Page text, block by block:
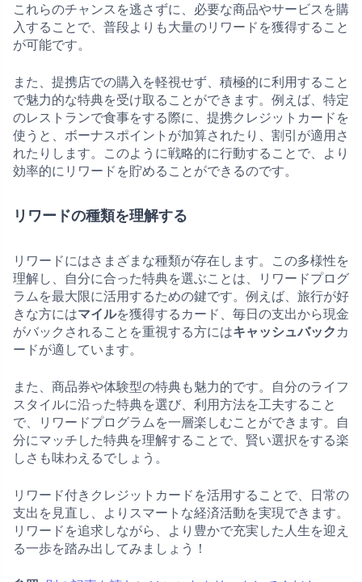
これらのチャンスを逃さずに、必要な商品やサービスを購
入することで、普段よりも大量のリワードを獲得すること
が可能です。
また、提携店での購入を軽視せず、積極的に利用すること
で魅力的な特典を受け取ることができます。例えば、特定
のレストランで食事をする際に、提携クレジットカードを
使うと、ボーナスポイントが加算されたり、割引が適用さ
れたりします。このように戦略的に行動することで、より
効率的にリワードを貯めることができるのです。
リワードの種類を理解する
リワードにはさまざまな種類が存在します。この多様性を
理解し、自分に合った特典を選ぶことは、リワードプログ
ラムを最大限に活用するための鍵です。例えば、旅行が好
きな方にはマイルを獲得するカード、毎日の支出から現金
がバックされることを重視する方にはキャッシュバック カ
ードが適しています。
また、商品券や体験型の特典も魅力的です。自分のライフ
スタイルに沿った特典を選び、利用方法を工夫すること
で、リワードプログラムを一層楽しむことができます。自
分にマッチした特典を理解することで、賢い選択をする楽
しさも味わえるでしょう。
リワード付きクレジットカードを活用することで、日常の
支出を見直し、よりスマートな経済活動を実現できます。
リワードを追求しながら、より豊かで充実した人生を迎え
る一歩を踏み出してみましょう！